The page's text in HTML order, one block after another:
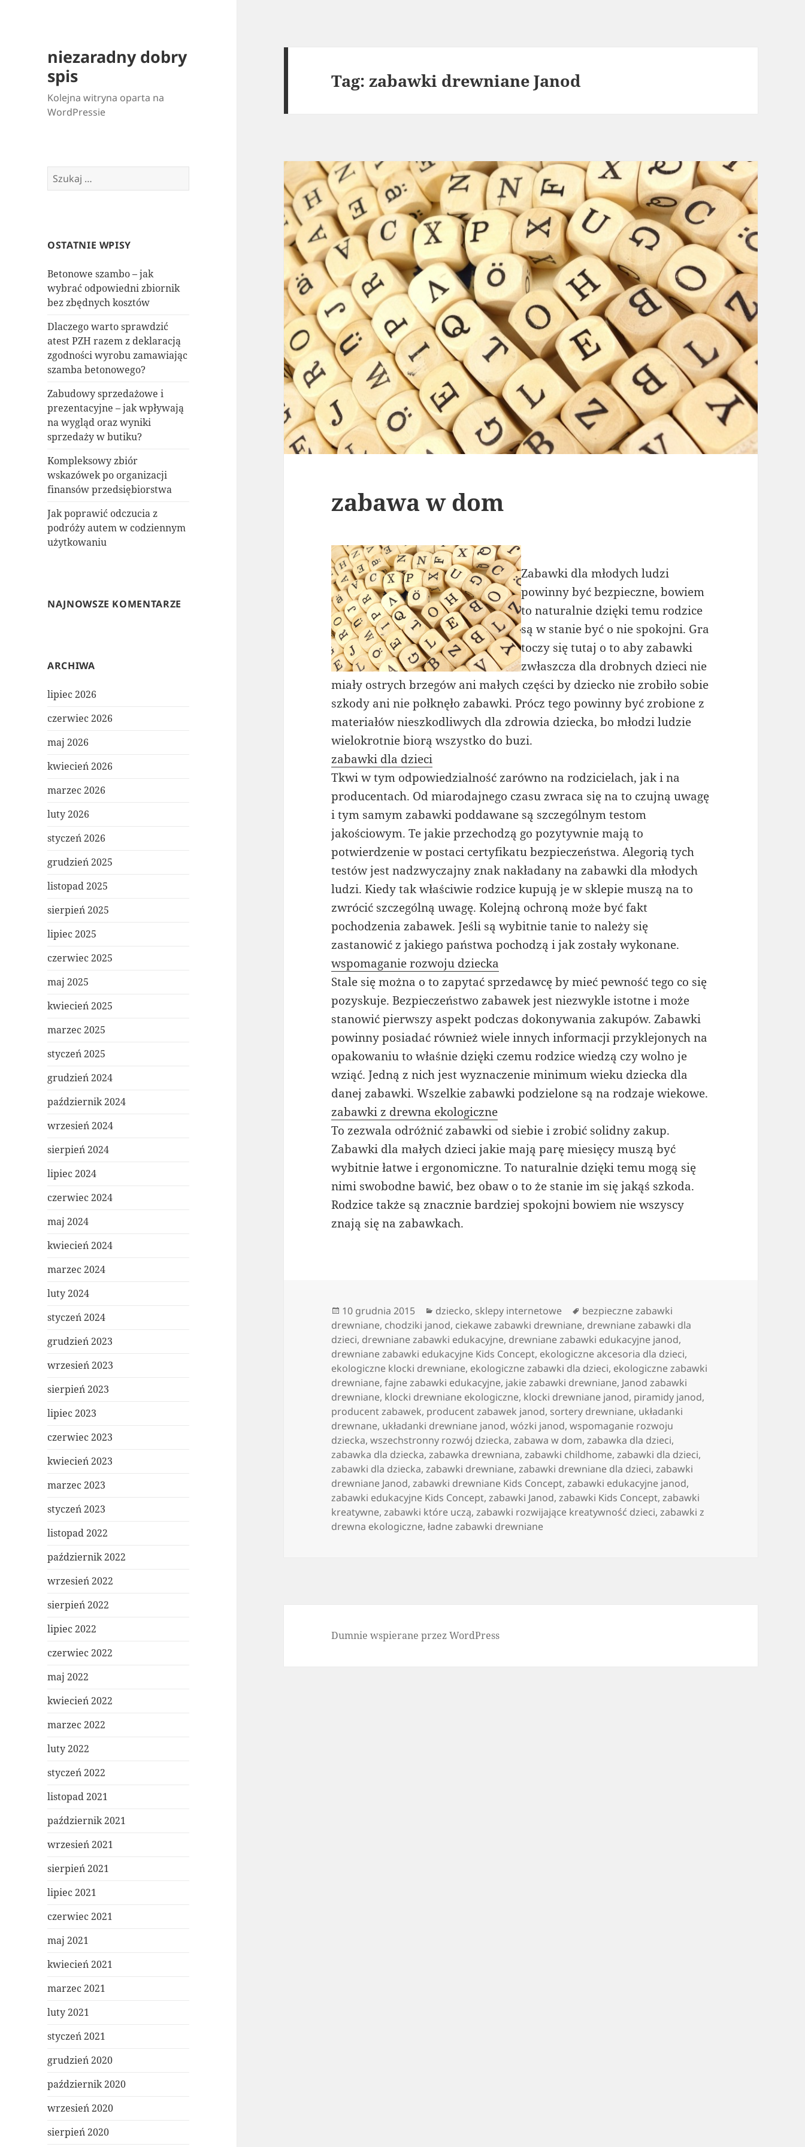
niezaradny dobry
spis
Kolejna witryna oparta na
WordPressie
Szukaj:
OSTATNIE WPISY
Betonowe szambo – jak
wybrać odpowiedni zbiornik
bez zbędnych kosztów
Dlaczego warto sprawdzić
atest PZH razem z deklaracją
zgodności wyrobu zamawiając
szamba betonowego?
Zabudowy sprzedażowe i
prezentacyjne – jak wpływają
na wygląd oraz wyniki
sprzedaży w butiku?
Kompleksowy zbiór
wskazówek po organizacji
finansów przedsiębiorstwa
Jak poprawić odczucia z
podróży autem w codziennym
użytkowaniu
NAJNOWSZE KOMENTARZE
ARCHIWA
lipiec 2026
czerwiec 2026
maj 2026
kwiecień 2026
marzec 2026
luty 2026
styczeń 2026
grudzień 2025
listopad 2025
sierpień 2025
lipiec 2025
czerwiec 2025
maj 2025
kwiecień 2025
marzec 2025
styczeń 2025
grudzień 2024
październik 2024
wrzesień 2024
sierpień 2024
lipiec 2024
czerwiec 2024
maj 2024
kwiecień 2024
marzec 2024
luty 2024
styczeń 2024
grudzień 2023
wrzesień 2023
sierpień 2023
lipiec 2023
czerwiec 2023
kwiecień 2023
marzec 2023
styczeń 2023
listopad 2022
październik 2022
wrzesień 2022
sierpień 2022
lipiec 2022
czerwiec 2022
maj 2022
kwiecień 2022
marzec 2022
luty 2022
styczeń 2022
listopad 2021
październik 2021
wrzesień 2021
sierpień 2021
lipiec 2021
czerwiec 2021
maj 2021
kwiecień 2021
marzec 2021
luty 2021
styczeń 2021
grudzień 2020
październik 2020
wrzesień 2020
sierpień 2020
Tag:zabawki drewniane Janod
zabawa w dom
Zabawki dla młodych ludzi
powinny być bezpieczne, bowiem
to naturalnie dzięki temu rodzice
są w stanie być o nie spokojni. Gra
toczy się tutaj o to aby zabawki
zwłaszcza dla drobnych dzieci nie
miały ostrych brzegów ani małych części by dziecko nie zrobiło sobie
szkody ani nie połknęło zabawki. Prócz tego powinny być zrobione z
materiałów nieszkodliwych dla zdrowia dziecka, bo młodzi ludzie
wielokrotnie biorą wszystko do buzi.
zabawki dla dzieci
Tkwi w tym odpowiedzialność zarówno na rodzicielach, jak i na
producentach. Od miarodajnego czasu zwraca się na to czujną uwagę
i tym samym zabawki poddawane są szczególnym testom
jakościowym. Te jakie przechodzą go pozytywnie mają to
potwierdzenie w postaci certyfikatu bezpieczeństwa. Alegorią tych
testów jest nadzwyczajny znak nakładany na zabawki dla młodych
ludzi. Kiedy tak właściwie rodzice kupują je w sklepie muszą na to
zwrócić szczególną uwagę. Kolejną ochroną może być fakt
pochodzenia zabawek. Jeśli są wybitnie tanie to należy się
zastanowić z jakiego państwa pochodzą i jak zostały wykonane.
wspomaganie rozwoju dziecka
Stale się można o to zapytać sprzedawcę by mieć pewność tego co się
pozyskuje. Bezpieczeństwo zabawek jest niezwykle istotne i może
stanowić pierwszy aspekt podczas dokonywania zakupów. Zabawki
powinny posiadać również wiele innych informacji przyklejonych na
opakowaniu to właśnie dzięki czemu rodzice wiedzą czy wolno je
wziąć. Jedną z nich jest wyznaczenie minimum wieku dziecka dla
danej zabawki. Wszelkie zabawki podzielone są na rodzaje wiekowe.
zabawki z drewna ekologiczne
To zezwala odróżnić zabawki od siebie i zrobić solidny zakup.
Zabawki dla małych dzieci jakie mają parę miesięcy muszą być
wybitnie łatwe i ergonomiczne. To naturalnie dzięki temu mogą się
nimi swobodne bawić, bez obaw o to że stanie im się jakąś szkoda.
Rodzice także są znacznie bardziej spokojni bowiem nie wszyscy
znają się na zabawkach.
Data
publikacji
10 grudnia 2015 Kategorie
dziecko, sklepy internetowe Tagi
bezpieczne zabawki
drewniane, chodziki janod, ciekawe zabawki drewniane, drewniane zabawki dla
dzieci, drewniane zabawki edukacyjne, drewniane zabawki edukacyjne janod,
drewniane zabawki edukacyjne Kids Concept, ekologiczne akcesoria dla dzieci,
ekologiczne klocki drewniane, ekologiczne zabawki dla dzieci, ekologiczne zabawki
drewniane,fajne zabawki edukacyjne, jakie zabawki drewniane, Janod zabawki
drewniane, klocki drewniane ekologiczne, klocki drewniane janod, piramidy janod,
producent zabawek, producent zabawek janod, sortery drewniane, układanki
drewnane, układanki drewniane janod,wózki janod,wspomaganie rozwoju
dziecka,wszechstronny rozwój dziecka,zabawa w dom,zabawka dla dzieci,
zabawka dla dziecka,zabawka drewniana,zabawki childhome,zabawki dla dzieci,
zabawki dla dziecka,zabawki drewniane,zabawki drewniane dla dzieci,zabawki
drewniane Janod,zabawki drewniane Kids Concept,zabawki edukacyjne janod,
zabawki edukacyjne Kids Concept,zabawki Janod,zabawki Kids Concept,zabawki
kreatywne,zabawki które uczą,zabawki rozwijające kreatywność dzieci,zabawki z
drewna ekologiczne,ładne zabawki drewniane
Dumnie wspierane przez WordPress